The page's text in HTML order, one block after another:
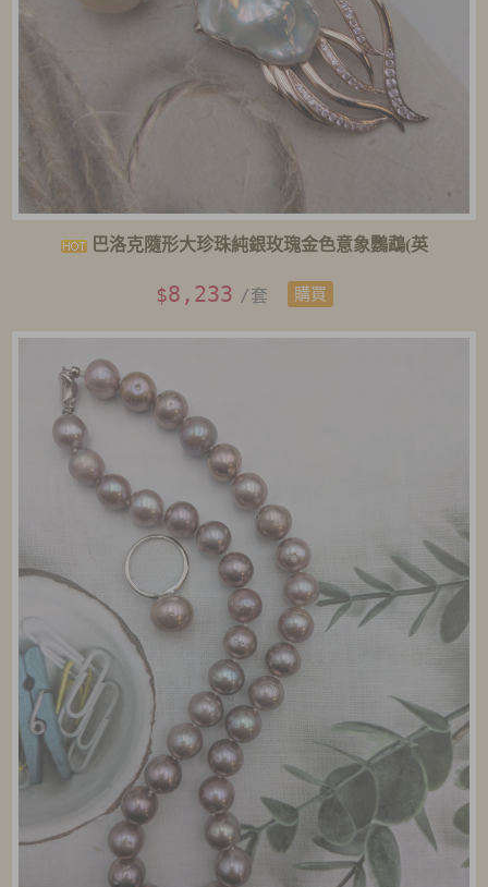
巴洛克隨形大珍珠純銀玫瑰金色意象鸚鵡(英
$8,233 /套 購買